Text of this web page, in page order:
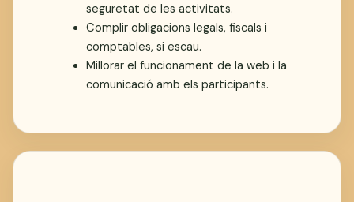
seguretat de les activitats.
Complir obligacions legals, fiscals i
comptables, si escau.
Millorar el funcionament de la web i la
comunicació amb els participants.